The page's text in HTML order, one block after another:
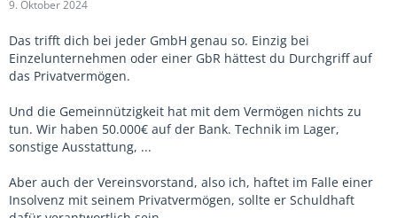
9. Oktober 2024
Das trifft dich bei jeder GmbH genau so. Einzig bei
Einzelunternehmen oder einer GbR hättest du Durchgriff auf
das Privatvermögen.
Und die Gemeinnützigkeit hat mit dem Vermögen nichts zu
tun. Wir haben 50.000€ auf der Bank. Technik im Lager,
sonstige Ausstattung, ...
Aber auch der Vereinsvorstand, also ich, haftet im Falle einer
Insolvenz mit seinem Privatvermögen, sollte er Schuldhaft